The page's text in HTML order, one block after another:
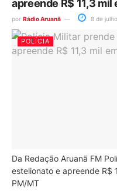
apreende R$ 11,3 mil
por Rádio Aruanã 8 de
POLÍCIA
Da Redação Aruanã FM
estelionato e apreende R$
PM/MT